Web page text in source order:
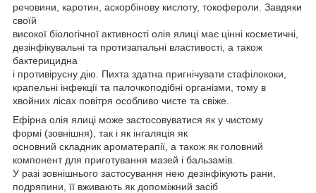
речовини, каротин, аскорбінову кислоту, токофероли. Завдяки
своїй
високої біологічної активності олія ялиці має цінні косметичні,
дезінфікувальні та протизапальні властивості, а також
бактерицидна
і противірусну дію. Пихта здатна пригнічувати стафілококи,
крапельні інфекції та палочкоподібні організми, тому в
хвойних лісах повітря особливо чисте та свіже.
Ефірна олія ялиці може застосовуватися як у чистому
формі (зовнішня), так і як інгаляція як
основний складник ароматерапії, а також як головний
компонент для приготування мазей і бальзамів.
У разі зовнішнього застосування нею дезінфікують рани,
подряпини, її вживають як допоміжний засіб